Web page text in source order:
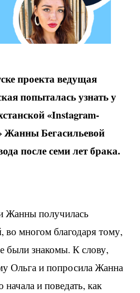
проекта ведущая
попыталась узнать у
«Instagram-
Бегасильевой
после семи лет брака.
Жанны получилась
во многом благодаря тому,
были знакомы. К слову,
Ольга и попросила Жанна
начала и поведать, как